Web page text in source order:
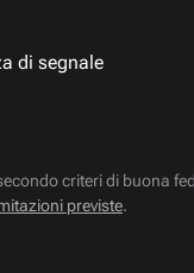
di segnale
criteri di buona
previste.